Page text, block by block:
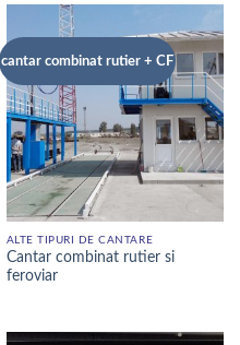
cantar combinat rutier + CF
ALTE TIPURI DE CANTARE
Cantar combinat rutier si
feroviar